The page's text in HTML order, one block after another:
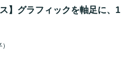
】グラフィックを軸足に、1